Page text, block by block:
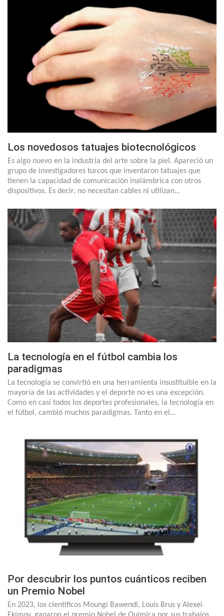
Los novedosos tatuajes biotecnológicos
Es algo nuevo en la industria del arte sobre la piel. Apareció un
grupo de investigadores turcos que inventaron tatuajes que
tienen la capacidad de comunicación inalámbrica con otros
dispositivos. Es decir, no necesitan cables ni utilizan…
La tecnología en el fútbol cambia los
paradigmas
La tecnología se convirtió en una herramienta insustituible en la
mayoría de las actividades y el deporte no es una excepción.
Como en casi todos los deportes profesionales, la tecnología en
el fútbol, cambió muchos paradigmas. Tanto en el…
Por descubrir los puntos cuánticos reciben
un Premio Nobel
En 2023, los científicos Moungi Bawendi, Louis Brus y Alexei